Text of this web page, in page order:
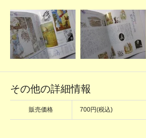
その他の詳細情報
販売価格 700円(税込)